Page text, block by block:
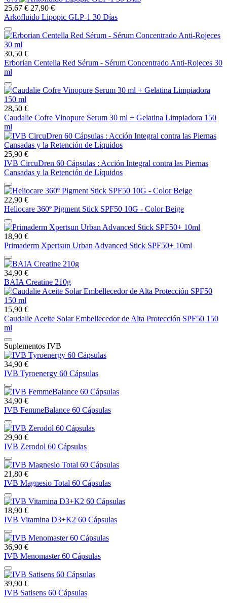
25,67 € 27,90 €
Arkofluido Lipopic GLP-1 30 Días
30,50 €
Erborian Centella Red Sérum - Sérum Concentrado Anti-Rojeces 30
ml
28,50 €
Caudalie Cofre Vinopure Serum 30 ml + Gelatina Limpiadora 150
ml
25,90 €
IVB CircuDren 60 Cápsulas : Acción Integral contra las Piernas
Cansadas y la Retención de Líquidos
22,90 €
Heliocare 360º Pigment Stick SPF50 10G - Color Beige
18,90 €
Primaderm Xpertsun Urban Advanced Stick SPF50+ 10ml
34,90 €
BAIA Creatine 210g
15,90 €
Caudalie Aceite Solar Embellecedor de Alta Protección SPF50 150
ml
Suplementos IVB
34,90 €
IVB Tyroenergy 60 Cápsulas
34,90 €
IVB FemmeBalance 60 Cápsulas
29,90 €
IVB Zerodol 60 Cápsulas
21,80 €
IVB Magnesio Total 60 Cápsulas
18,90 €
IVB Vitamina D3+K2 60 Cápsulas
36,90 €
IVB Menomaster 60 Cápsulas
39,90 €
IVB Satisens 60 Cápsulas